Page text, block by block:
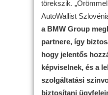
törekszik.
AutoWallist
a BMW Group
partnere, így
hogy jelentős
képviselnek, és a
szolgáltatási
biztosítani